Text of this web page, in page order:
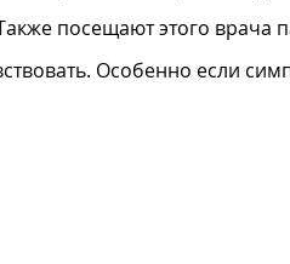
посещают этого врача
Особенно если